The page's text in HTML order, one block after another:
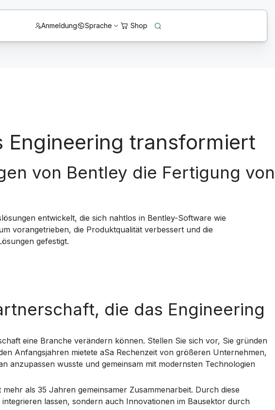
Anmeldung Sprache
Engineering transformiert
von Bentley die Fertigung von
entwickelt, die sich nahtlos in Bentley-Software wie
vorangetrieben, die Produktqualität verbessert und die
gefestigt.
die das Engineering
eine Branche verändern können. Stellen Sie sich vor, Sie gründen
Anfangsjahren mietete aSa Rechenzeit von größeren Unternehmen,
anzupassen wusste und gemeinsam mit modernsten Technologien
als 35 Jahren gemeinsamer Zusammenarbeit. Durch diese
lassen, sondern auch Innovationen im Bausektor durch